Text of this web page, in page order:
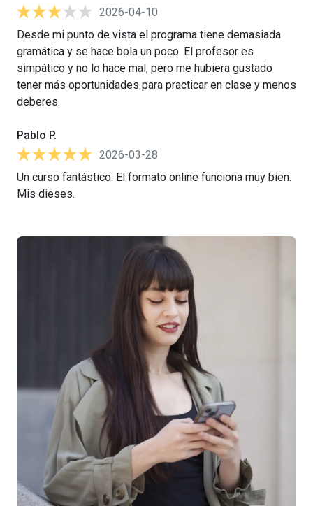
2026-04-10
Desde mi punto de vista el programa tiene demasiada
gramática y se hace bola un poco. El profesor es
simpático y no lo hace mal, pero me hubiera gustado
tener más oportunidades para practicar en clase y menos
deberes.
Pablo P.
2026-03-28
Un curso fantástico. El formato online funciona muy bien.
Mis dieses.